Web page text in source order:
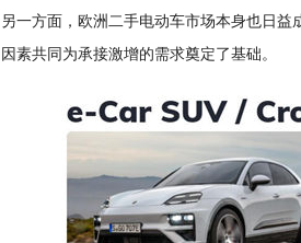
另一方面，欧洲二手电动车市场本身也日
因素共同为承接激增的需求奠定了基础。